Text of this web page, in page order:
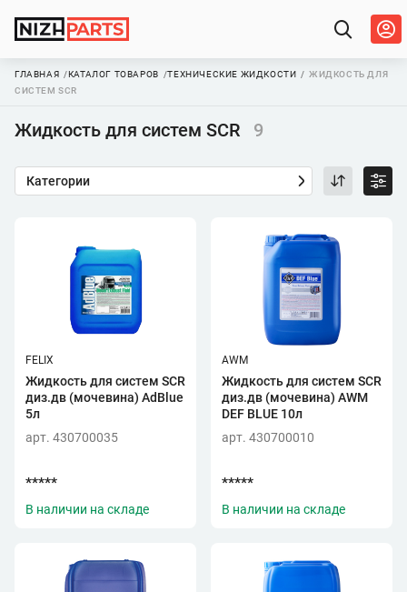
ГЛАВНАЯ КАТАЛОГ ТОВАРОВ ТЕХНИЧЕСКИЕ ЖИДКОСТИ
ЖИДКОСТЬ ДЛЯ
СИСТЕМ SCR
Жидкость для систем SCR 9
Категории
FELIX
Жидкость для систем SCR
диз.дв (мочевина) AdBlue
5л
арт. 430700035
*****
В наличии на складе
AWM
Жидкость для систем SCR
диз.дв (мочевина) AWM
DEF BLUE 10л
арт. 430700010
*****
В наличии на складе